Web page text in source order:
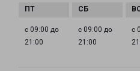
с 09:00 до
21:00
с 09:00 до
21:00
с